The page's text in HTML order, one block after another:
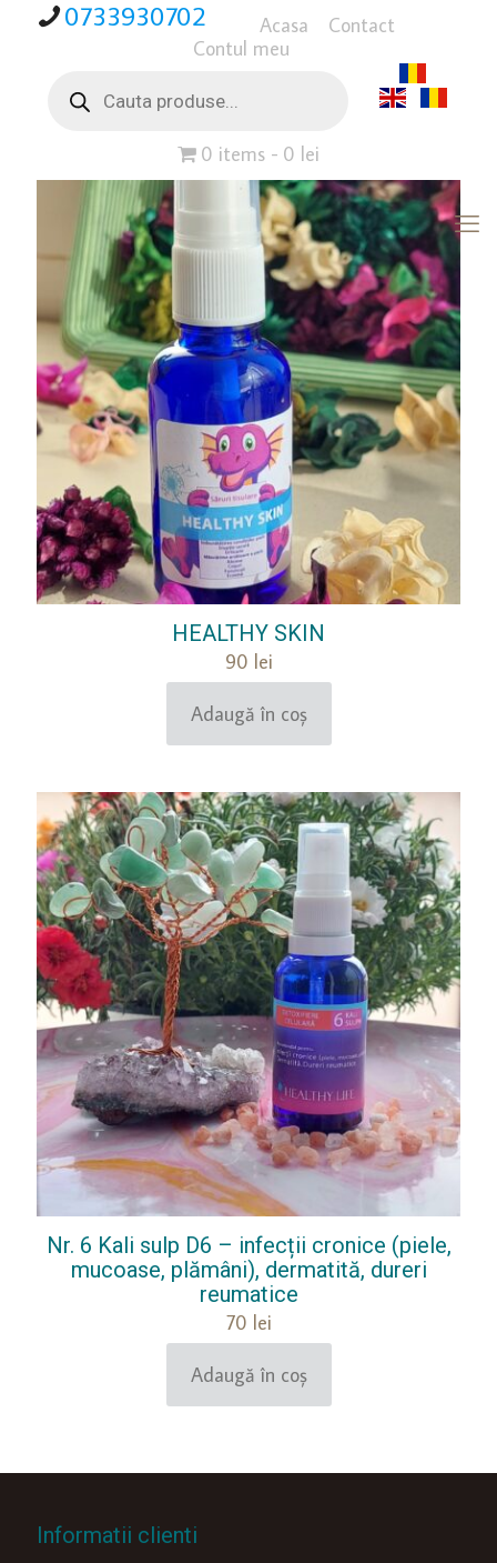
0733930702 Acasa
Contact
Contul meu
search
0 items 0 lei
HEALTHY SKIN
90 lei
Adaugă în coș
Nr. 6 Kali sulp D6 – infecții cronice (piele,
mucoase, plămâni), dermatită, dureri
reumatice
70 lei
Adaugă în coș
Informatii clienti